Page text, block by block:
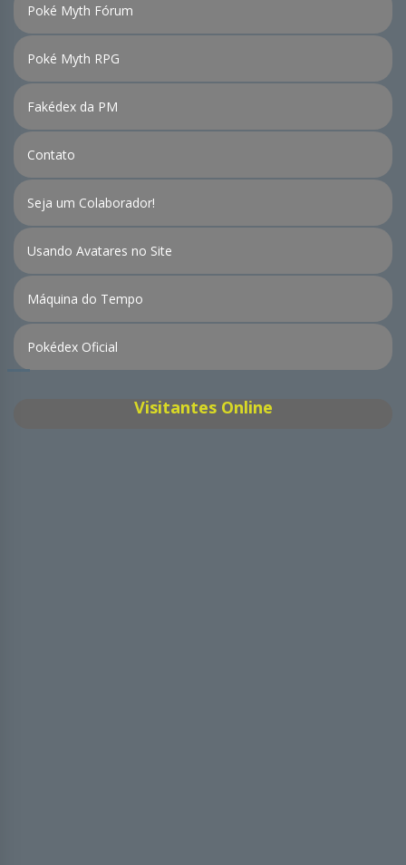
Poké Myth Fórum
Poké Myth RPG
Fakédex da PM
Contato
Seja um Colaborador!
Usando Avatares no Site
Máquina do Tempo
Pokédex Oficial
Visitantes Online